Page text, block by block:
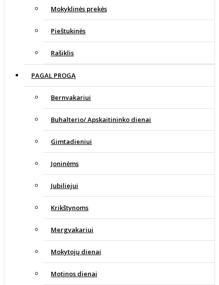
Mokyklinės prekės
Pieštukinės
Rašiklis
PAGAL PROGĄ
Bernvakariui
Buhalterio/ Apskaitininko dienai
Gimtadieniui
Joninėms
Jubiliejui
Krikštynoms
Mergvakariui
Mokytojų dienai
Motinos dienai